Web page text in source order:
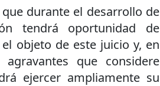
durante el desarrollo de
tendrá oportunidad de
objeto de este juicio y, en
que considere
ejercer ampliamente su